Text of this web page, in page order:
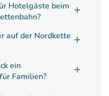
Hotelgäste beim
auf der Nordkette
ein
Familien?